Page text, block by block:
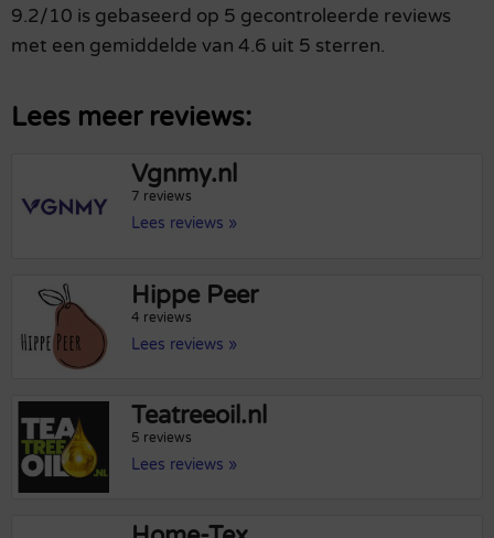
9.2/10 is gebaseerd op 5 gecontroleerde reviews
met een gemiddelde van 4.6 uit 5 sterren.
Lees meer reviews:
Vgnmy.nl
7 reviews
Lees reviews »
Hippe Peer
4 reviews
Lees reviews »
Teatreeoil.nl
5 reviews
Lees reviews »